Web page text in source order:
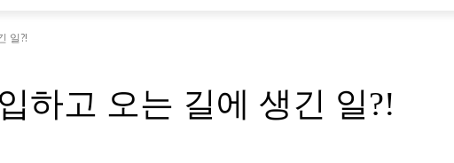
일?!
하고 오는 길에 생긴 일?!